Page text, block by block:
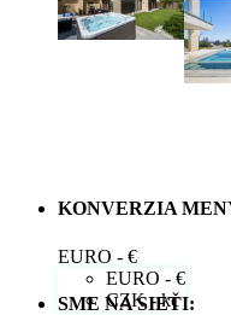
KONVERZIA
EURO - €
EURO - €
CZK - kč
SME NA SIETI: